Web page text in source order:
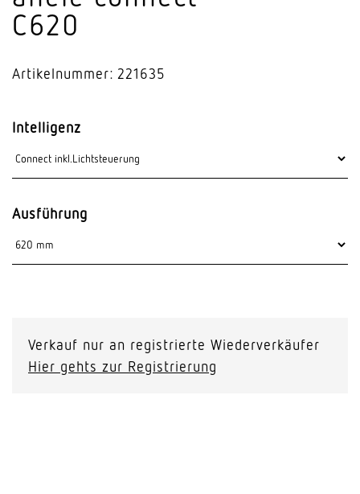
C620
Artikelnummer: 221635
Intelligenz
Ausführung
Verkauf nur an registrierte Wiederverkäufer
Hier gehts zur Registrierung